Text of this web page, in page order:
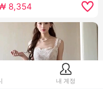
조각 스택 착용 느슨한
짧은 소매 티셔츠 여성 레
저 게으른 맨위
8,354
내 계정